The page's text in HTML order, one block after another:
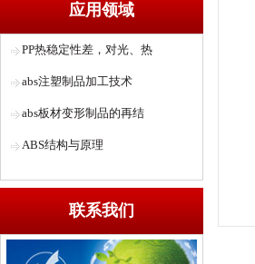
应用领域
PP热稳定性差，对光、热
abs注塑制品加工技术
abs板材变形制品的再结
ABS结构与原理
联系我们